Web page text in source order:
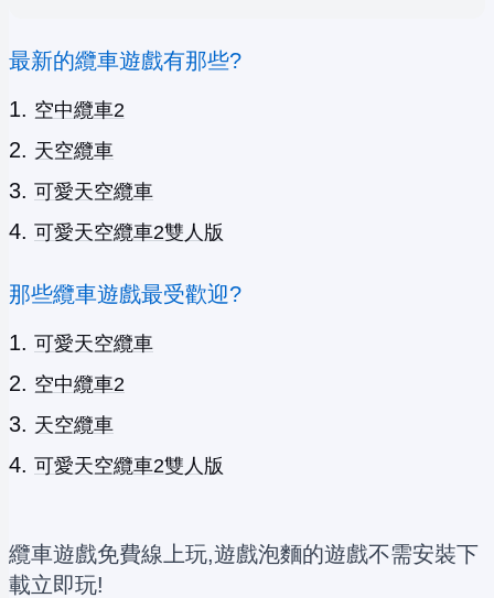
最新的纜車遊戲有那些?
空中纜車2
天空纜車
可愛天空纜車
可愛天空纜車2雙人版
那些纜車遊戲最受歡迎?
可愛天空纜車
空中纜車2
天空纜車
可愛天空纜車2雙人版
纜車遊戲免費線上玩,遊戲泡麵的遊戲不需安裝下
載立即玩!